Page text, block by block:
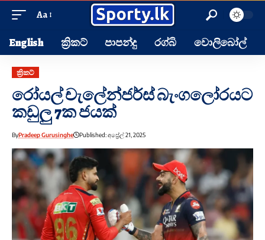
Aa
English ක්‍රිකට් පාපන්දු රග්බි වොලිබෝල්
ක්‍රිකට්
‍රෝයල් චැලේන්ජර්ස් බැංගලෝරයට
කඩුලු 7ක ජයක්
ByPradeep Gurusinghe Published: අප්‍රේල් 21, 2025